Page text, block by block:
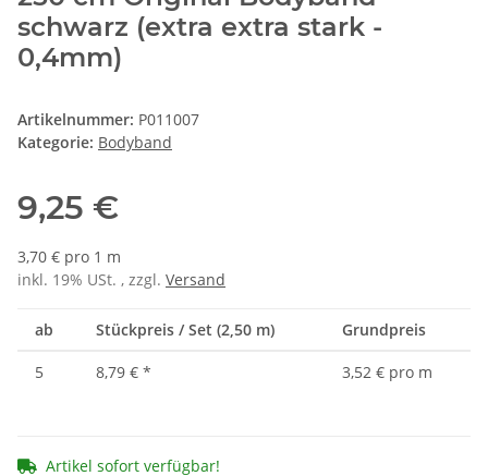
schwarz (extra extra stark -
0,4mm)
Artikelnummer: P011007
Kategorie: Bodyband
9,25 €
3,70 € pro 1 m
inkl. 19% USt. , zzgl. Versand
ab Stückpreis / Set (2,50 m) Grundpreis
5 8,79 € * 3,52 € pro m
Artikel sofort verfügbar!